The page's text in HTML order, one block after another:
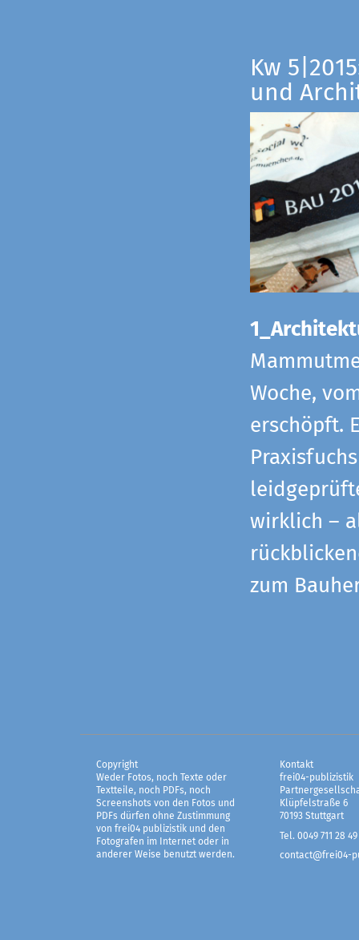
Kw
und
Woche,
erschöpft.
wirklich –
zum
Copyright
Weder Fotos, noch Texte oder
Textteile, noch PDFs, noch
Screenshots von den Fotos und
PDFs dürfen ohne Zustimmung
von frei04 publizistik und den
Fotografen im Internet oder in
anderer Weise benutzt werden.
Kontakt
frei04-publizistik
Klüpfelstraße 6
70193 Stuttgart
Tel. 0049 711 28 49
contact@frei04-